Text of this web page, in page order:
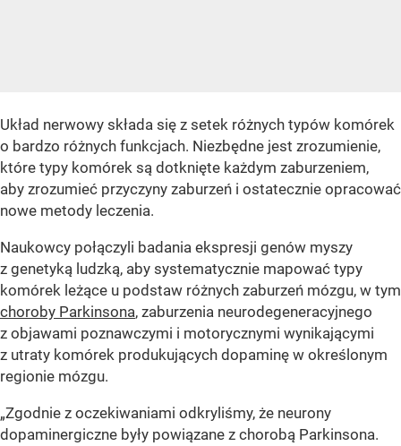
Układ nerwowy składa się z setek różnych typów komórek
o bardzo różnych funkcjach. Niezbędne jest zrozumienie,
które typy komórek są dotknięte każdym zaburzeniem,
aby zrozumieć przyczyny zaburzeń i ostatecznie opracować
nowe metody leczenia.
Naukowcy połączyli badania ekspresji genów myszy
z genetyką ludzką, aby systematycznie mapować typy
komórek leżące u podstaw różnych zaburzeń mózgu, w tym
choroby Parkinsona, zaburzenia neurodegeneracyjnego
z objawami poznawczymi i motorycznymi wynikającymi
z utraty komórek produkujących dopaminę w określonym
regionie mózgu.
„Zgodnie z oczekiwaniami odkryliśmy, że neurony
dopaminergiczne były powiązane z chorobą Parkinsona.